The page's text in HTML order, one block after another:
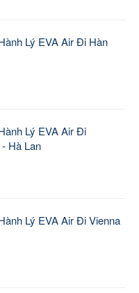
Lý EVA Air Đi Hàn
Lý EVA Air Đi
Hà Lan
Lý EVA Air Đi Vienna